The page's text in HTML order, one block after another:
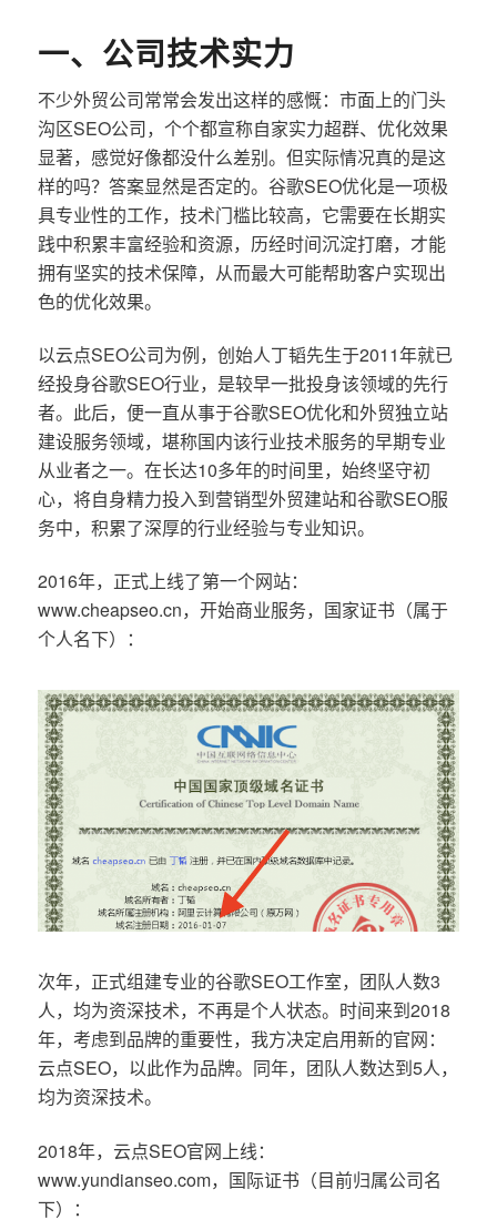
一、公司技术实力
不少外贸公司常常会发出这样的感慨：市面上的门头
沟区SEO公司，个个都宣称自家实力超群、优化效果
显著，感觉好像都没什么差别。但实际情况真的是这
样的吗？答案显然是否定的。谷歌SEO优化是一项极
具专业性的工作，技术门槛比较高，它需要在长期实
践中积累丰富经验和资源，历经时间沉淀打磨，才能
拥有坚实的技术保障，从而最大可能帮助客户实现出
色的优化效果。
以云点SEO公司为例，创始人丁韬先生于2011年就已
经投身谷歌SEO行业，是较早一批投身该领域的先行
者。此后，便一直从事于谷歌SEO优化和外贸独立站
建设服务领域，堪称国内该行业技术服务的早期专业
从业者之一。在长达10多年的时间里，始终坚守初
心，将自身精力投入到营销型外贸建站和谷歌SEO服
务中，积累了深厚的行业经验与专业知识。
2016年，正式上线了第一个网站：
www.cheapseo.cn，开始商业服务，国家证书（属于
个人名下）：
次年，正式组建专业的谷歌SEO工作室，团队人数3
人，均为资深技术，不再是个人状态。时间来到2018
年，考虑到品牌的重要性，我方决定启用新的官网：
云点SEO，以此作为品牌。同年，团队人数达到5人，
均为资深技术。
2018年，云点SEO官网上线：
www.yundianseo.com，国际证书（目前归属公司名
下）：